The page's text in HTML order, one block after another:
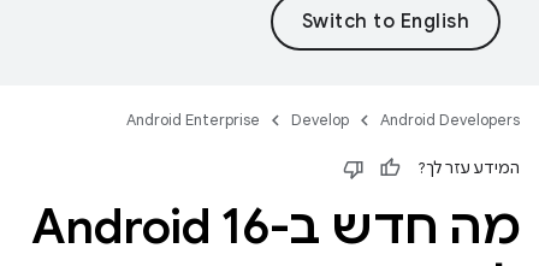
Android Developers
Develop
Android Enterprise
המידע עזר לך?
מה חדש ב-Android 16